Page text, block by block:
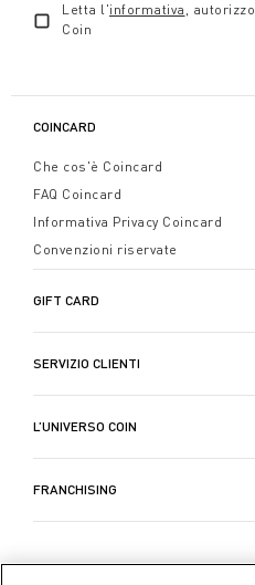
Letta l'informativa ,
Coin
COINCARD
Che cos'è Coincard
FAQ Coincard
Informativa Privacy Coincard
Convenzioni riservate
GIFT CARD
SERVIZIO CLIENTI
L’UNIVERSO COIN
FRANCHISING